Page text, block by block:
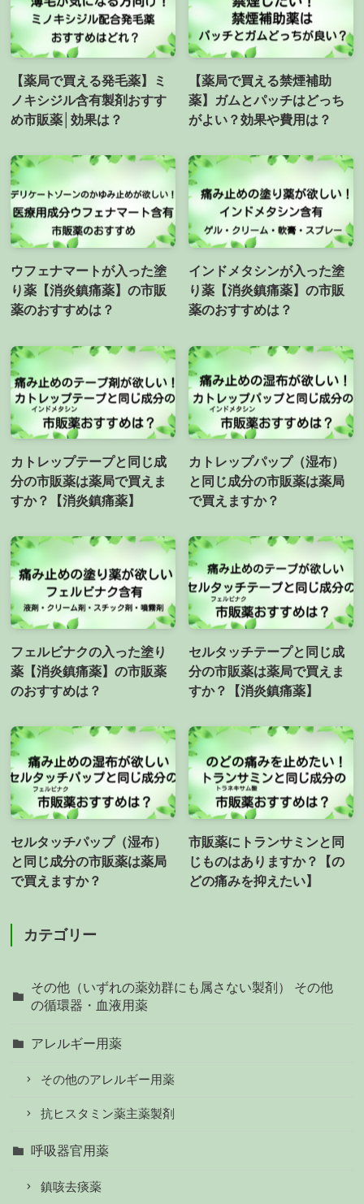
【薬局で買える発毛薬】ミ
ノキシジル含有製剤おすす
め市販薬│効果は？
【薬局で買える禁煙補助
薬】ガムとパッチはどっち
がよい？効果や費用は？
ウフェナマートが入った塗
り薬【消炎鎮痛薬】の市販
薬のおすすめは？
インドメタシンが入った塗
り薬【消炎鎮痛薬】の市販
薬のおすすめは？
カトレップテープと同じ成
分の市販薬は薬局で買えま
すか？【消炎鎮痛薬】
カトレップパップ（湿布）
と同じ成分の市販薬は薬局
で買えますか？
フェルビナクの入った塗り
薬【消炎鎮痛薬】の市販薬
のおすすめは？
セルタッチテープと同じ成
分の市販薬は薬局で買えま
すか？【消炎鎮痛薬】
セルタッチパップ（湿布）
と同じ成分の市販薬は薬局
で買えますか？
市販薬にトランサミンと同
じものはありますか？【の
どの痛みを抑えたい】
カテゴリー
その他（いずれの薬効群にも属さない製剤） その他
の循環器・血液用薬
アレルギー用薬
その他のアレルギー用薬
抗ヒスタミン薬主薬製剤
呼吸器官用薬
鎮咳去痰薬